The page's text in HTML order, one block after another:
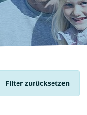
Filter zurücksetzen